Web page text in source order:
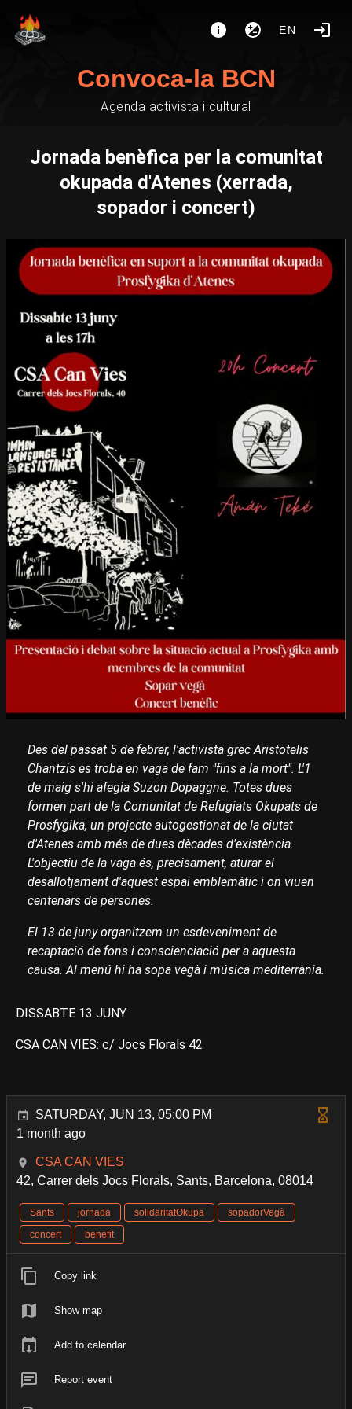
EN
Convoca-la BCN
Agenda activista i cultural
Jornada benèfica per la comunitat
okupada d'Atenes (xerrada,
sopador i concert)
Des del passat 5 de febrer, l'activista grec Aristotelis
Chantzis es troba en vaga de fam "fins a la mort". L'1
de maig s'hi afegia Suzon Dopaggne. Totes dues
formen part de la Comunitat de Refugiats Okupats de
Prosfygika, un projecte autogestionat de la ciutat
d'Atenes amb més de dues dècades d'existència.
L'objectiu de la vaga és, precisament, aturar el
desallotjament d'aquest espai emblemàtic i on viuen
centenars de persones.
El 13 de juny organitzem un esdeveniment de
recaptació de fons i conscienciació per a aquesta
causa. Al menú hi ha sopa vegà i música mediterrània.
DISSABTE 13 JUNY
CSA CAN VIES: c/ Jocs Florals 42
SATURDAY, JUN 13, 05:00 PM
1 month ago
CSA CAN VIES
42, Carrer dels Jocs Florals, Sants, Barcelona, 08014
Sants jornada solidaritatOkupa
sopadorVegà
concert
benefit
Copy link
Show map
Add to calendar
Report event